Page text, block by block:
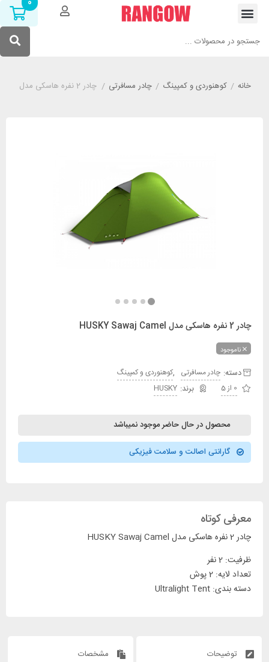
خانه/ کوهنوردی و کمپینگ/ چادر مسافرتی/ چادر 2 نفره هاسکی مدل HUSKY Sawaj Camel
چادر 2 نفره هاسکی مدل HUSKY Sawaj Camel
ناموجود
دسته: چادر مسافرتی
کوهنوردی و کمپینگ
0 از 5
HUSKY
محصول در حال حاضر موجود نمیباشد
گارانتی اصالت و سلامت فیزیکی
معرفی کوتاه
چادر 2 نفره هاسکی مدل HUSKY Sawaj Camel
ظرفیت: 2 نفر
تعداد لایه: 2 پوش
دسته بندی: Ultralight Tent
توضیحات مشخصات